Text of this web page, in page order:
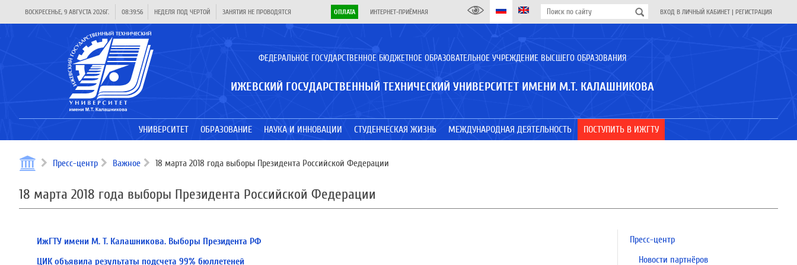
ВОСКРЕСЕНЬЕ, 9 АВГУСТА 2026Г. 08:39:57 НЕДЕЛЯ ПОД ЧЕРТОЙ ЗАНЯТИЯ НЕ ПРОВОДЯТСЯ ОПЛАТА ИНТЕРНЕТ-ПРИЁМНАЯ ВХОД В ЛИЧНЫЙ КАБИНЕТ | РЕГИСТРАЦИЯ
ФЕДЕРАЛЬНОЕ ГОСУДАРСТВЕННОЕ БЮДЖЕТНОЕ ОБРАЗОВАТЕЛЬНОЕ УЧРЕЖДЕНИЕ ВЫСШЕГО ОБРАЗОВАНИЯ
ИЖЕВСКИЙ ГОСУДАРСТВЕННЫЙ ТЕХНИЧЕСКИЙ УНИВЕРСИТЕТ ИМЕНИ М.Т. КАЛАШНИКОВА
УНИВЕРСИТЕТ ОБРАЗОВАНИЕ НАУКА И ИННОВАЦИИ СТУДЕНЧЕСКАЯ ЖИЗНЬ МЕЖДУНАРОДНАЯ ДЕЯТЕЛЬНОСТЬ ПОСТУПИТЬ В ИЖГТУ
Пресс-центр Важное 18 марта 2018 года выборы Президента Российской Федерации
18 марта 2018 года выборы Президента Российской Федерации
ИжГТУ имени М. Т. Калашникова. Выборы Президента РФ
ЦИК объявила результаты подсчета 99% бюллетеней
Пресс-центр
Новости партнёров